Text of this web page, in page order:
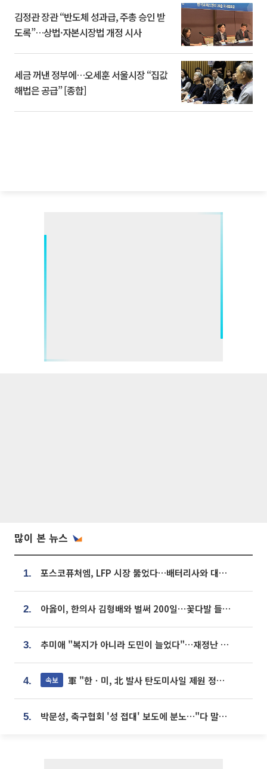
김정관 장관 “반도체 성과급, 주총 승인 받
도록”…상법·자본시장법 개정 시사
세금 꺼낸 정부에…오세훈 서울시장 “집값
해법은 공급” [종합]
많이 본 뉴스
1. 포스코퓨처엠, LFP 시장 뚫었다…배터리사와 대규모 장기 공급 합의
2. 아옳이, 한의사 김형배와 벌써 200일⋯꽃다발 들고 "프러포즈 아냐"
3. 추미애 "복지가 아니라 도민이 늘었다"…재정난 책임론 정면돌파
4. 속보 軍 "한ㆍ미, 北 발사 탄도미사일 제원 정밀분석 중"
5. 박문성, 축구협회 '성 접대' 보도에 분노…"다 말아먹으려고 작정했나"